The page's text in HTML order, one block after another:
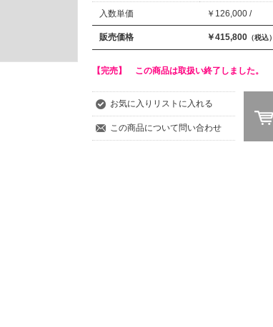
入数単価 ￥126,000 /
販売価格 ￥415,800 （税込）
【完売】 この商品は取扱い終了しました。
お気に入りリストに入れる
この商品について問い合わせ